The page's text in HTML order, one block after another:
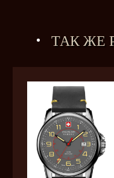
ТАК ЖЕ